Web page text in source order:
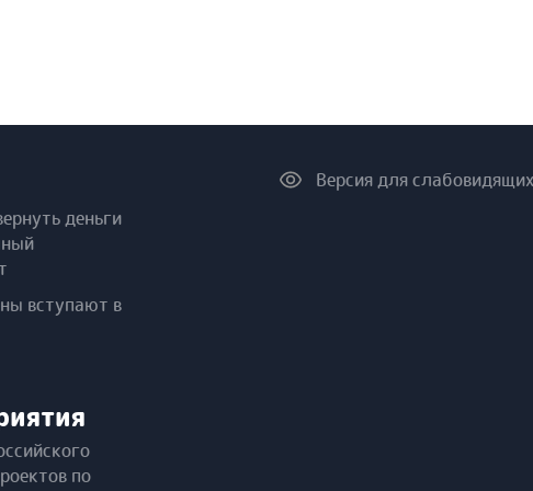
деньги
вступают в
по
Версия для слабовидящих